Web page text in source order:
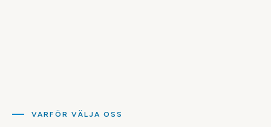
VARFÖR VÄLJA OSS